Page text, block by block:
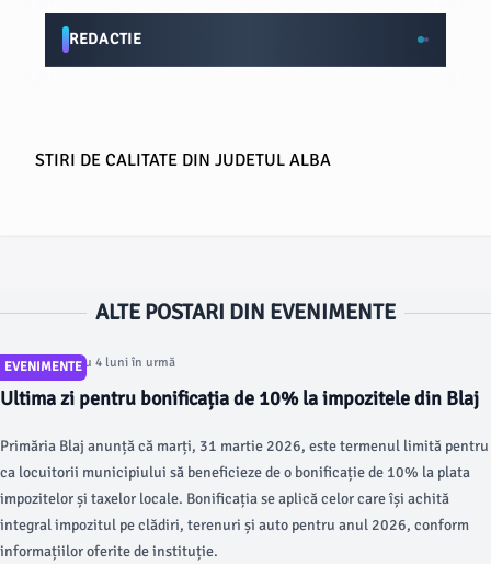
REDACTIE
STIRI DE CALITATE DIN JUDETUL ALBA
ALTE POSTARI DIN EVENIMENTE
EVENIMENTE
Articol postat cu 4 luni în urmă
Ultima zi pentru bonificația de 10% la impozitele din Blaj
Primăria Blaj anunță că marți, 31 martie 2026, este termenul limită pentru
ca locuitorii municipiului să beneficieze de o bonificație de 10% la plata
impozitelor și taxelor locale. Bonificația se aplică celor care își achită
integral impozitul pe clădiri, terenuri și auto pentru anul 2026, conform
informațiilor oferite de instituție.